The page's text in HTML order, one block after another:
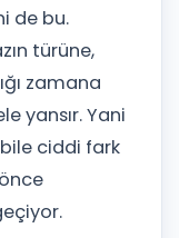
de bu.
türüne,
zamana
yansır. Yani
ciddi fark